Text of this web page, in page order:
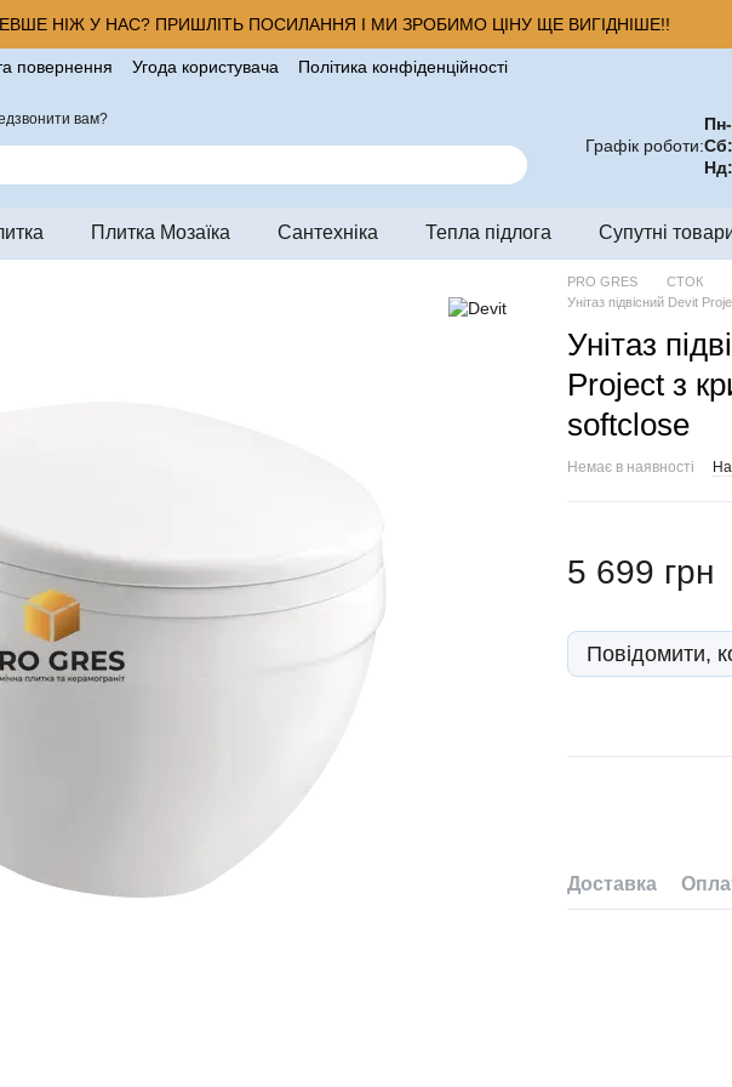
НІЖ У НАС? ПРИШЛІТЬ ПОСИЛАННЯ І МИ ЗРОБИМО ЦІНУ ЩЕ ВИГІДНІШЕ!!
повернення Угода користувача
Політика конфіденційності
вам?
Графік роботи:
Нд:
Плитка Мозаїка Сантехніка Тепла підлога Супутні
PRO GRES СТОК
Унітаз підвісний Devit
Унітаз
Project з
softclose
Немає в наявності
5 699 грн
Повідомити,
Доставка